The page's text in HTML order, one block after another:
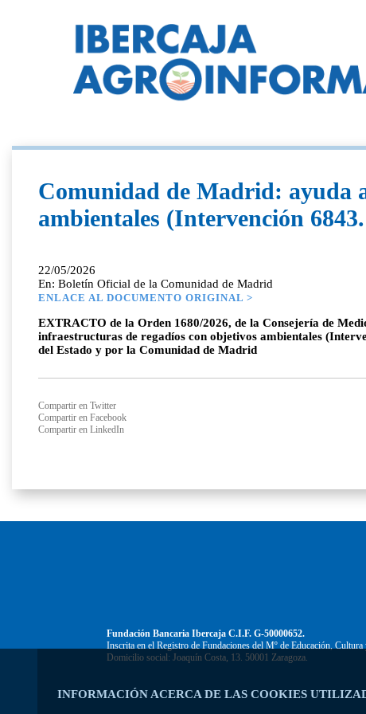
INFORMACIÓN ACERCA DE LAS COOKIES
Comunidad de Madrid: ayuda
ambientales (Intervención
22/05/2026
En: Boletín Oficial de la Comunidad de Madrid
ENLACE AL DOCUMENTO ORIGINAL >
EXTRACTO de la Orden 1680/2026, de la Consejería de
infraestructuras de regadíos con objetivos ambientales
del Estado y por la Comunidad de Madrid
Compartir en Twitter
Compartir en Facebook
Compartir en LinkedIn
Fundación Bancaria Ibercaja C.I.F. G-50000652.
Inscrita en el Registro de Fundaciones del Mº de Educación, Cultura
Domicilio social: Joaquín Costa, 13. 50001 Zaragoza.